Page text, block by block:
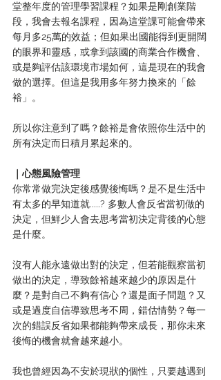
堂整年度的管理學習課程？如果是剛創業階
段，我會去報名課程，因為這堂課可能會帶來
每月多25萬的效益；但如果出國能得到更開闊
的眼界和靈感，或拿到該國的商業合作機會、
或是夠評估該環境市場如何，這是現在的我會
做的選擇。但這是我用多年努力換來的「餘
裕」。
所以你注意到了嗎？餘裕是會依照你生活中的
所有決定而日積月累起來的。
｜心態風險管理
你常常做完決定後感覺後悔嗎？是不是生活中
有太多的早知道就.....? 多數人會反省當初做的
決定，但鮮少人會去思考當初決定背後的心態
是什麼。
沒有人能永遠做出對的決定，但若能觀察當初
做出的決定，導致餘裕越來越少的原因是什
麼？是對自己不夠有信心？還是面子問題？又
或是過度自信導致思考不周，錯估情勢？每一
次的錯誤反省如果都能夠帶來成長，那你未來
後悔的機會就會越來越小。
我也曾經因為不安於現狀的個性，只要越遇到